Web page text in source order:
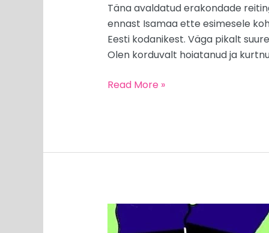
Täna avaldatud erakondade
ennast Isamaa ette esimesele
Eesti kodanikest. Väga pikalt
Olen korduvalt hoiatanud ja
Read More »
MEEDIAVALVUR:
pisikesed